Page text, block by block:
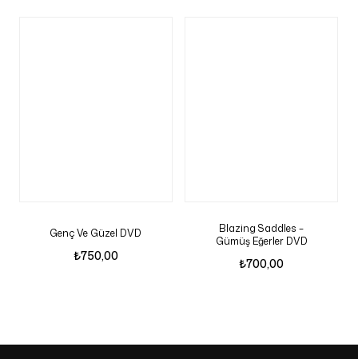
Genç Ve Güzel DVD
₺750,00
Blazing Saddles –
Gümüş Eğerler DVD
₺700,00